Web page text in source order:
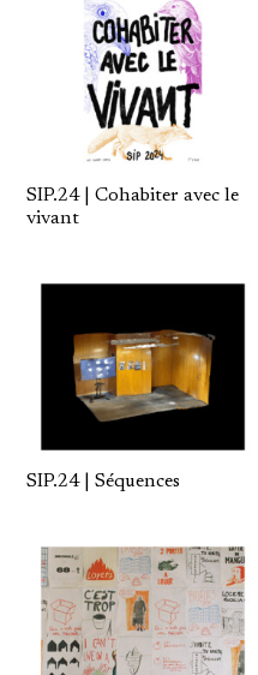
SIP.24 | Cohabiter avec le
vivant
SIP.24 | Séquences